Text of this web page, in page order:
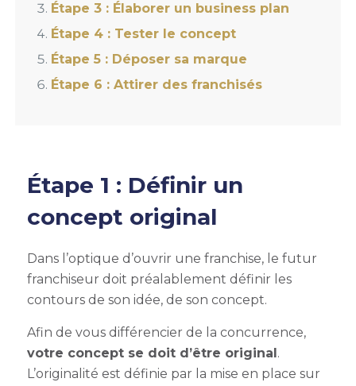
Étape 3 : Élaborer un business plan
Étape 4 : Tester le concept
Étape 5 : Déposer sa marque
Étape 6 : Attirer des franchisés
Étape 1 : Définir un
concept original
Dans l’optique d’ouvrir une franchise, le futur
franchiseur doit préalablement définir les
contours de son idée, de son concept.
Afin de vous différencier de la concurrence,
votre concept se doit d’être original.
L’originalité est définie par la mise en place sur